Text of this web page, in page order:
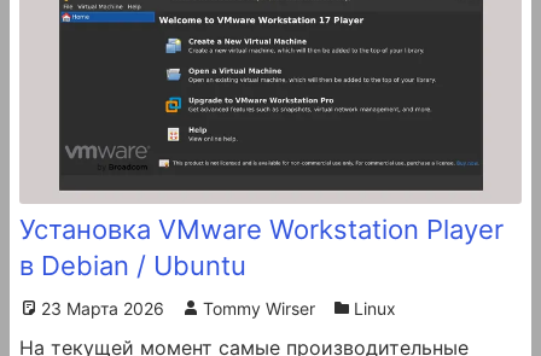
Установка VMware Workstation Player
в Debian / Ubuntu
23 Марта 2026 Tommy Wirser Linux
На текущей момент самые производительные